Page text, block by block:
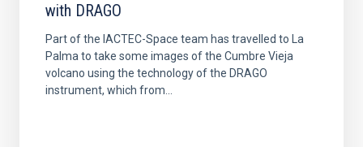
with DRAGO
Part of the IACTEC-Space team has travelled to La
Palma to take some images of the Cumbre Vieja
volcano using the technology of the DRAGO
instrument, which from...